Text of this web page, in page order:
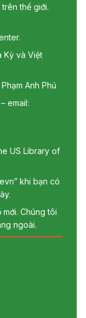
thế giới.
Kỳ và Việt
Anh Phú
email:
US Library of
khi bạn có
Chúng tôi
ngoài.